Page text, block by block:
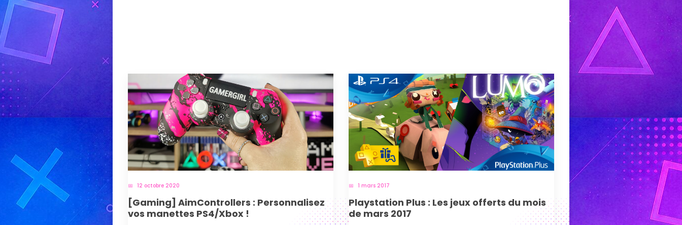
12 octobre 2020
[Gaming] AimControllers : Personnalisez
vos manettes PS4/Xbox !
1 mars 2017
Playstation Plus : Les jeux offerts du mois
de mars 2017